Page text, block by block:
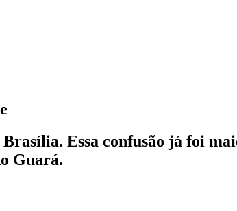
Essa confusão já foi
Guará.